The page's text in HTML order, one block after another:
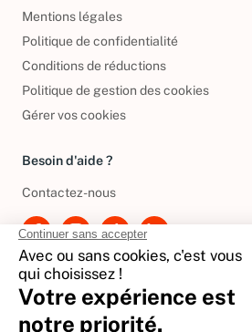
Mentions légales
Politique de confidentialité
Conditions de réductions
Politique de gestion des cookies
Gérer vos cookies
Besoin d'aide ?
Contactez-nous
International
🇪🇸 Espagne